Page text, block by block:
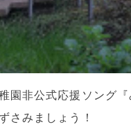
園非公式応援ソング
さみましょう！